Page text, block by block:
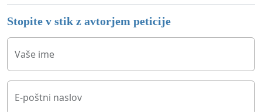
Stopite v stik z avtorjem peticije
Vaše ime
E-poštni naslov